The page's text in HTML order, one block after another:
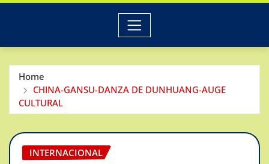
Home
CHINA-GANSU-DANZA DE DUNHUANG-AUGE
CULTURAL
INTERNACIONAL